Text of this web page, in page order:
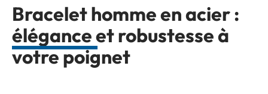
Bracelet homme en acier :
élégance et robustesse à
votre poignet